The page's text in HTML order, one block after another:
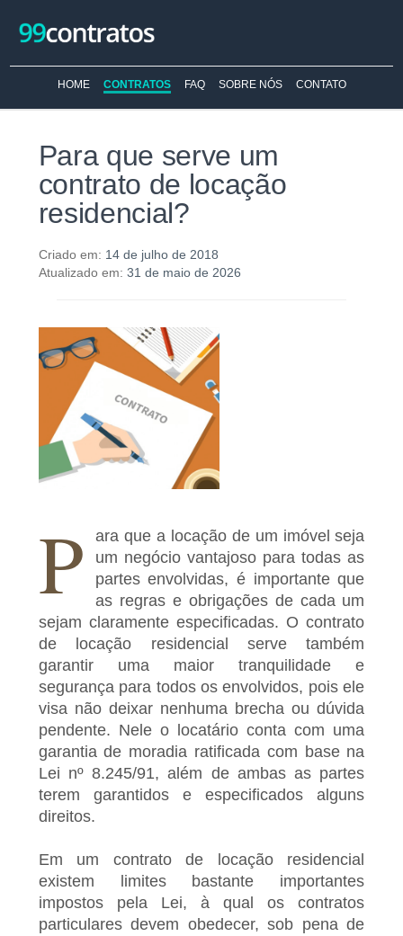
HOME CONTRATOS FAQ SOBRE NÓS CONTATO
Para que serve um
contrato de locação
residencial?
Criado em: 14 de julho de 2018
Atualizado em: 31 de maio de 2026
P
ara que a locação de um imóvel seja
um negócio vantajoso para todas as
partes envolvidas, é importante que
as regras e obrigações de cada um
sejam claramente especificadas. O contrato
de locação residencial serve também
garantir uma maior tranquilidade e
segurança para todos os envolvidos, pois ele
visa não deixar nenhuma brecha ou dúvida
pendente. Nele o locatário conta com uma
garantia de moradia ratificada com base na
Lei nº 8.245/91, além de ambas as partes
terem garantidos e especificados alguns
direitos.
Em um contrato de locação residencial
existem limites bastante importantes
impostos pela Lei, à qual os contratos
particulares devem obedecer, sob pena de